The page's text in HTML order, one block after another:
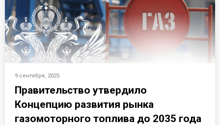
9 сентября, 2025
Правительство утвердило
Концепцию развития рынка
газомоторного топлива до 2035 года